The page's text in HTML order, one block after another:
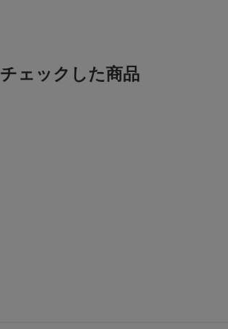
チェックした商品